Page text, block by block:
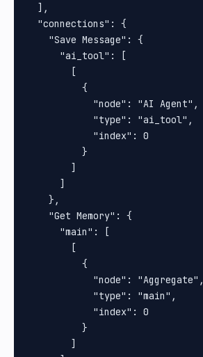
  ],
  "connections": {
    "Save Message": {
      "ai_tool": [
        [
          {
            "node": "AI Agent",
            "type": "ai_tool",
            "index": 0
          }
        ]
      ]
    },
    "Get Memory": {
      "main": [
        [
          {
            "node": "Aggregate",
            "type": "main",
            "index": 0
          }
        ]